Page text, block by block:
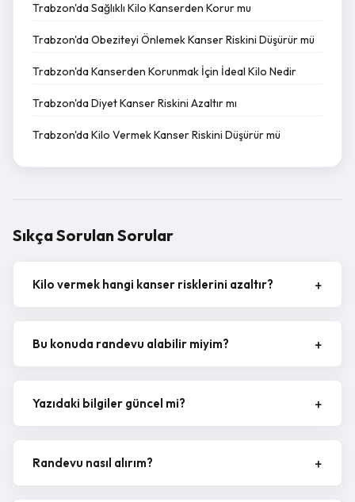
Trabzon'da Sağlıklı Kilo Kanserden Korur mu
Trabzon'da Obeziteyi Önlemek Kanser Riskini Düşürür mü
Trabzon'da Kanserden Korunmak İçin İdeal Kilo Nedir
Trabzon'da Diyet Kanser Riskini Azaltır mı
Trabzon'da Kilo Vermek Kanser Riskini Düşürür mü
Sıkça Sorulan Sorular
Kilo vermek hangi kanser risklerini azaltır?
Bu konuda randevu alabilir miyim?
Yazıdaki bilgiler güncel mi?
Randevu nasıl alırım?